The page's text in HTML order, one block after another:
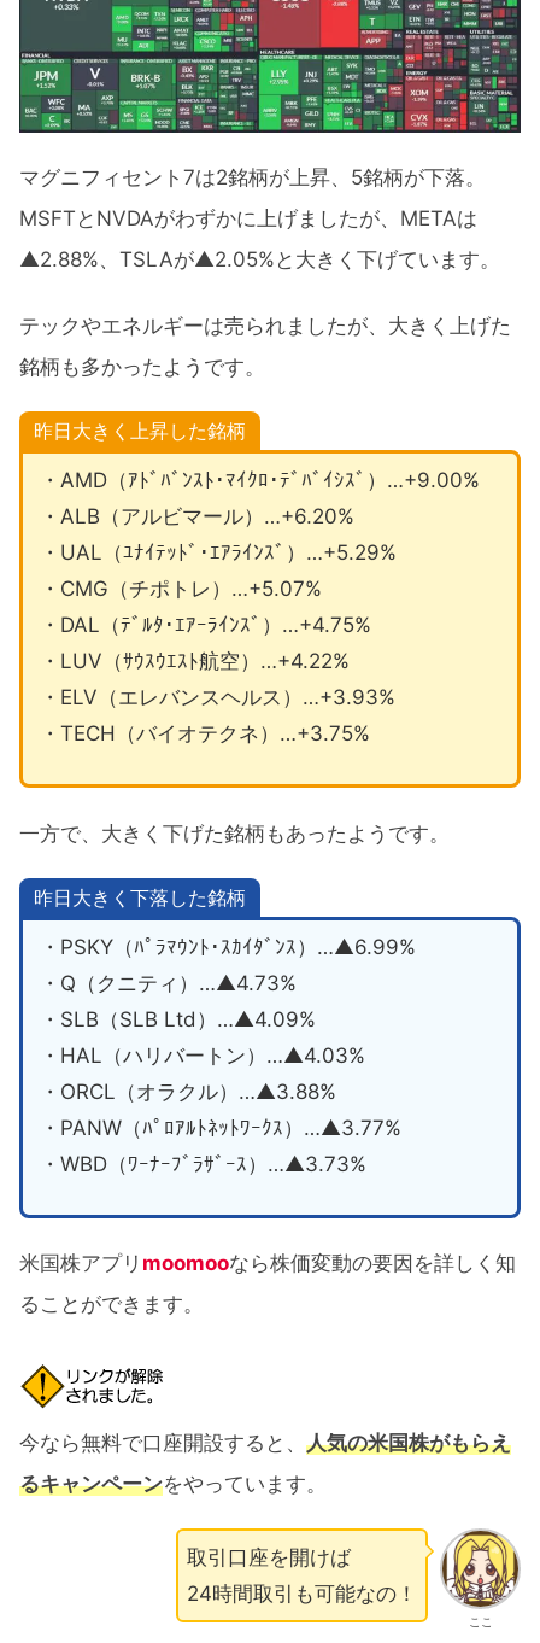
マグニフィセント7は2銘柄が上昇、5銘柄が下落。
MSFTとNVDAがわずかに上げましたが、METAは
▲2.88%、TSLAが▲2.05%と大きく下げています。
テックやエネルギーは売られましたが、大きく上げた
銘柄も多かったようです。
昨日大きく上昇した銘柄
・AMD（ｱﾄﾞﾊﾞﾝｽﾄ･ﾏｲｸﾛ･ﾃﾞﾊﾞｲｼｽﾞ）…+9.00%
・ALB（アルビマール）…+6.20%
・UAL（ﾕﾅｲﾃｯﾄﾞ･ｴｱﾗｲﾝｽﾞ）…+5.29%
・CMG（チポトレ）…+5.07%
・DAL（ﾃﾞﾙﾀ･ｴｱｰﾗｲﾝｽﾞ）…+4.75%
・LUV（ｻｳｽｳｴｽﾄ航空）…+4.22%
・ELV（エレバンスヘルス）…+3.93%
・TECH（バイオテクネ）…+3.75%
一方で、大きく下げた銘柄もあったようです。
昨日大きく下落した銘柄
・PSKY（ﾊﾟﾗﾏｳﾝﾄ･ｽｶｲﾀﾞﾝｽ）…▲6.99%
・Q（クニティ）…▲4.73%
・SLB（SLB Ltd）…▲4.09%
・HAL（ハリバートン）…▲4.03%
・ORCL（オラクル）…▲3.88%
・PANW（ﾊﾟﾛｱﾙﾄﾈｯﾄﾜｰｸｽ）…▲3.77%
・WBD（ﾜｰﾅｰﾌﾞﾗｻﾞｰｽ）…▲3.73%
米国株アプリ moomooなら株価変動の要因を詳しく知
ることができます。
今なら無料で口座開設すると、 人気の米国株がもらえ
るキャンペーンをやっています。
ここ
取引口座を開けば
24時間取引も可能なの！